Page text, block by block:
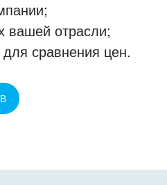
вашей отрасли;
сравнения цен.